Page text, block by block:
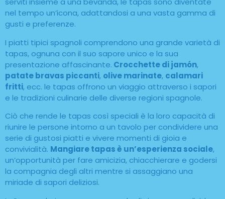
nel tempo un’icona, adattandosi a una vasta gamma di
gusti e preferenze.
I piatti tipici spagnoli comprendono una grande varietà di
tapas, ognuna con il suo sapore unico e la sua
presentazione affascinante. Crocchette di jamón,
patate bravas piccanti, olive marinate, calamari
fritti, ecc. le tapas offrono un viaggio attraverso i sapori
e le tradizioni culinarie delle diverse regioni spagnole.
Ciò che rende le tapas così speciali è la loro capacità di
riunire le persone intorno a un tavolo per condividere una
serie di gustosi piatti e vivere momenti di gioia e
convivialità. Mangiare tapas è un’esperienza sociale,
un’opportunità per fare amicizia, chiacchierare e godersi
la compagnia degli altri mentre si assaggiano una
miriade di sapori deliziosi.